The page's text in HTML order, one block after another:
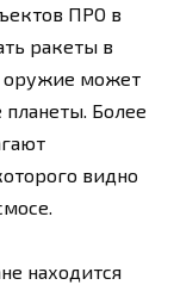
ПРО в
ракеты в
оружие может
Более
видно
находится